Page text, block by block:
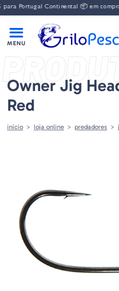
Portugal Continental 📦 em
Owner Jig
Red
início loja online predadores